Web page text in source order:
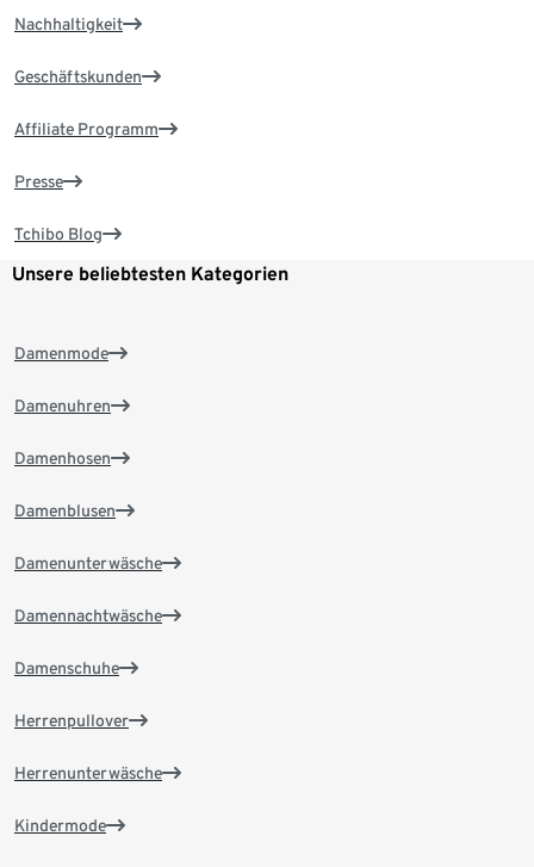
Nachhaltigkeit
Geschäftskunden
Affiliate Programm
Presse
Tchibo Blog
Unsere beliebtesten Kategorien
Damenmode
Damenuhren
Damenhosen
Damenblusen
Damenunterwäsche
Damennachtwäsche
Damenschuhe
Herrenpullover
Herrenunterwäsche
Kindermode